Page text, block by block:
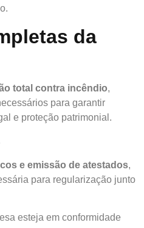
da
total contra incêndio,
para garantir
e proteção patrimonial.
e emissão de atestados,
para regularização junto
esteja em conformidade